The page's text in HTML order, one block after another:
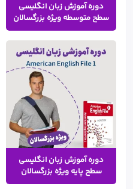
دوره آموزش زبان انگلیسی
سطح متوسطه ویژه بزرگسالان
دوره آموزش زبان انگلیسی
سطح پایه ویژه بزرگسالان